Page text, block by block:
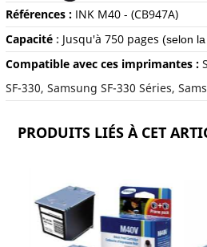
Références :INK M40 - (CB947A)
Capacité: Jusqu'à 750 pages (selon
Compatible avec ces imprimantes :
SF-330, Samsung SF-330 Séries,
PRODUITS LIÉS À CET